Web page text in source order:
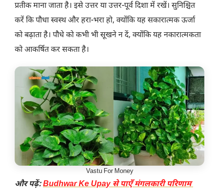
प्रतीक माना जाता है। इसे उत्तर या उत्तर-पूर्व दिशा में रखें। सुनिश्चित
करें कि पौधा स्वस्थ और हरा-भरा हो, क्योंकि यह सकारात्मक ऊर्जा
को बढ़ाता है। पौधे को कभी भी सूखने न दें, क्योंकि यह नकारात्मकता
को आकर्षित कर सकता है।
Vastu For Money
और पढ़ें:Budhwar Ke Upay से पाएँ मंगलकारी परिणाम